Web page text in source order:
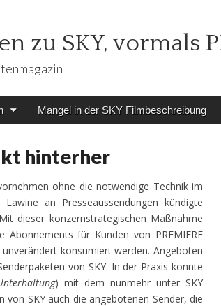
zu SKY, vormals
Mangel in der SKY Filmbeschreibung
hinterher
ohne die notwendige Technik im
an Presseaussendungen kündigte
dieser konzernstrategischen Maßnahme
Abonnements für Kunden von PREMIERE
konsumiert werden. Angeboten
von SKY. In der Praxis konnte
) mit dem nunmehr unter SKY
SKY auch die angebotenen Sender, die